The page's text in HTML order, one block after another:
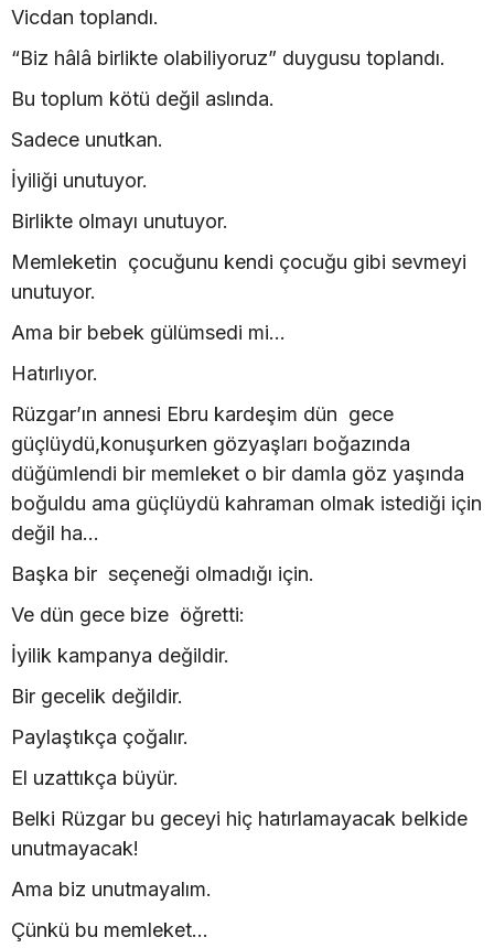
Vicdan toplandı.
“Biz hâlâ birlikte olabiliyoruz” duygusu toplandı.
Bu toplum kötü değil aslında.
Sadece unutkan.
İyiliği unutuyor.
Birlikte olmayı unutuyor.
Memleketin çocuğunu kendi çocuğu gibi sevmeyi
unutuyor.
Ama bir bebek gülümsedi mi…
Hatırlıyor.
Rüzgar’ın annesi Ebru kardeşim dün gece
güçlüydü,konuşurken gözyaşları boğazında
düğümlendi bir memleket o bir damla göz yaşında
boğuldu ama güçlüydü kahraman olmak istediği için
değil ha...
Başka bir seçeneği olmadığı için.
Ve dün gece bize öğretti:
İyilik kampanya değildir.
Bir gecelik değildir.
Paylaştıkça çoğalır.
El uzattıkça büyür.
Belki Rüzgar bu geceyi hiç hatırlamayacak belkide
unutmayacak!
Ama biz unutmayalım.
Çünkü bu memleket…